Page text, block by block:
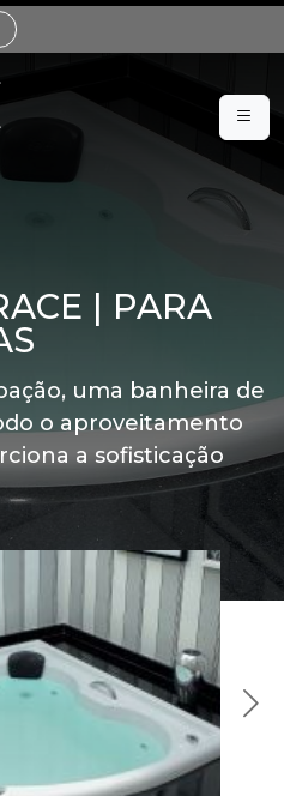
| PARA
uma banheira de
o aproveitamento
a sofisticação